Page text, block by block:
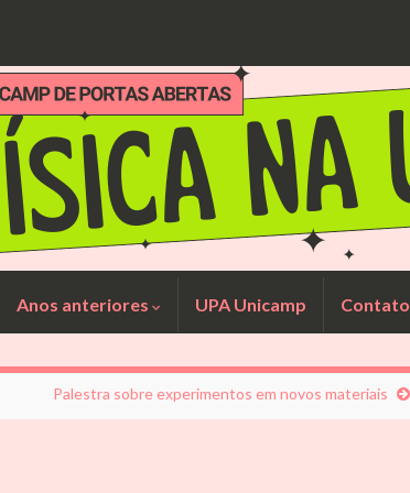
Anos anteriores UPA Unicamp Contato
Palestra sobre experimentos em novos materiais